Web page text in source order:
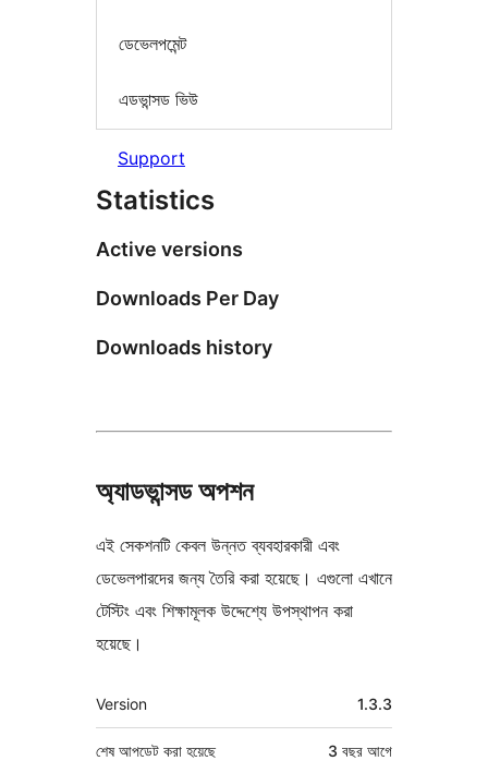
ডেভেলপমেন্ট
এডভান্সড ভিউ
Support
Statistics
Active versions
Downloads Per Day
Downloads history
অ্যাডভান্সড অপশন
এই সেকশনটি কেবল উন্নত ব্যবহারকারী এবং
ডেভেলপারদের জন্য তৈরি করা হয়েছে। এগুলো এখানে
টেস্টিং এবং শিক্ষামূলক উদ্দেশ্যে উপস্থাপন করা
হয়েছে।
মেটা
Version 1.3.3
শেষ আপডেট করা হয়েছে 3 বছর আগে